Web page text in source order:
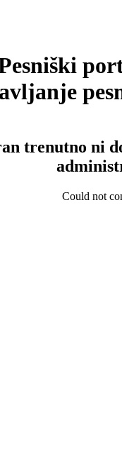
trenutno ni
Could not